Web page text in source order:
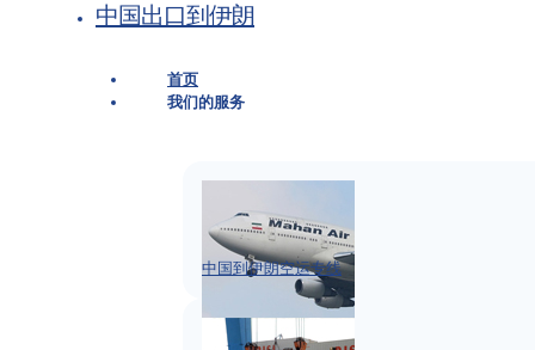
中国出口到伊朗
首页
我们的服务
中国到伊朗空运专线